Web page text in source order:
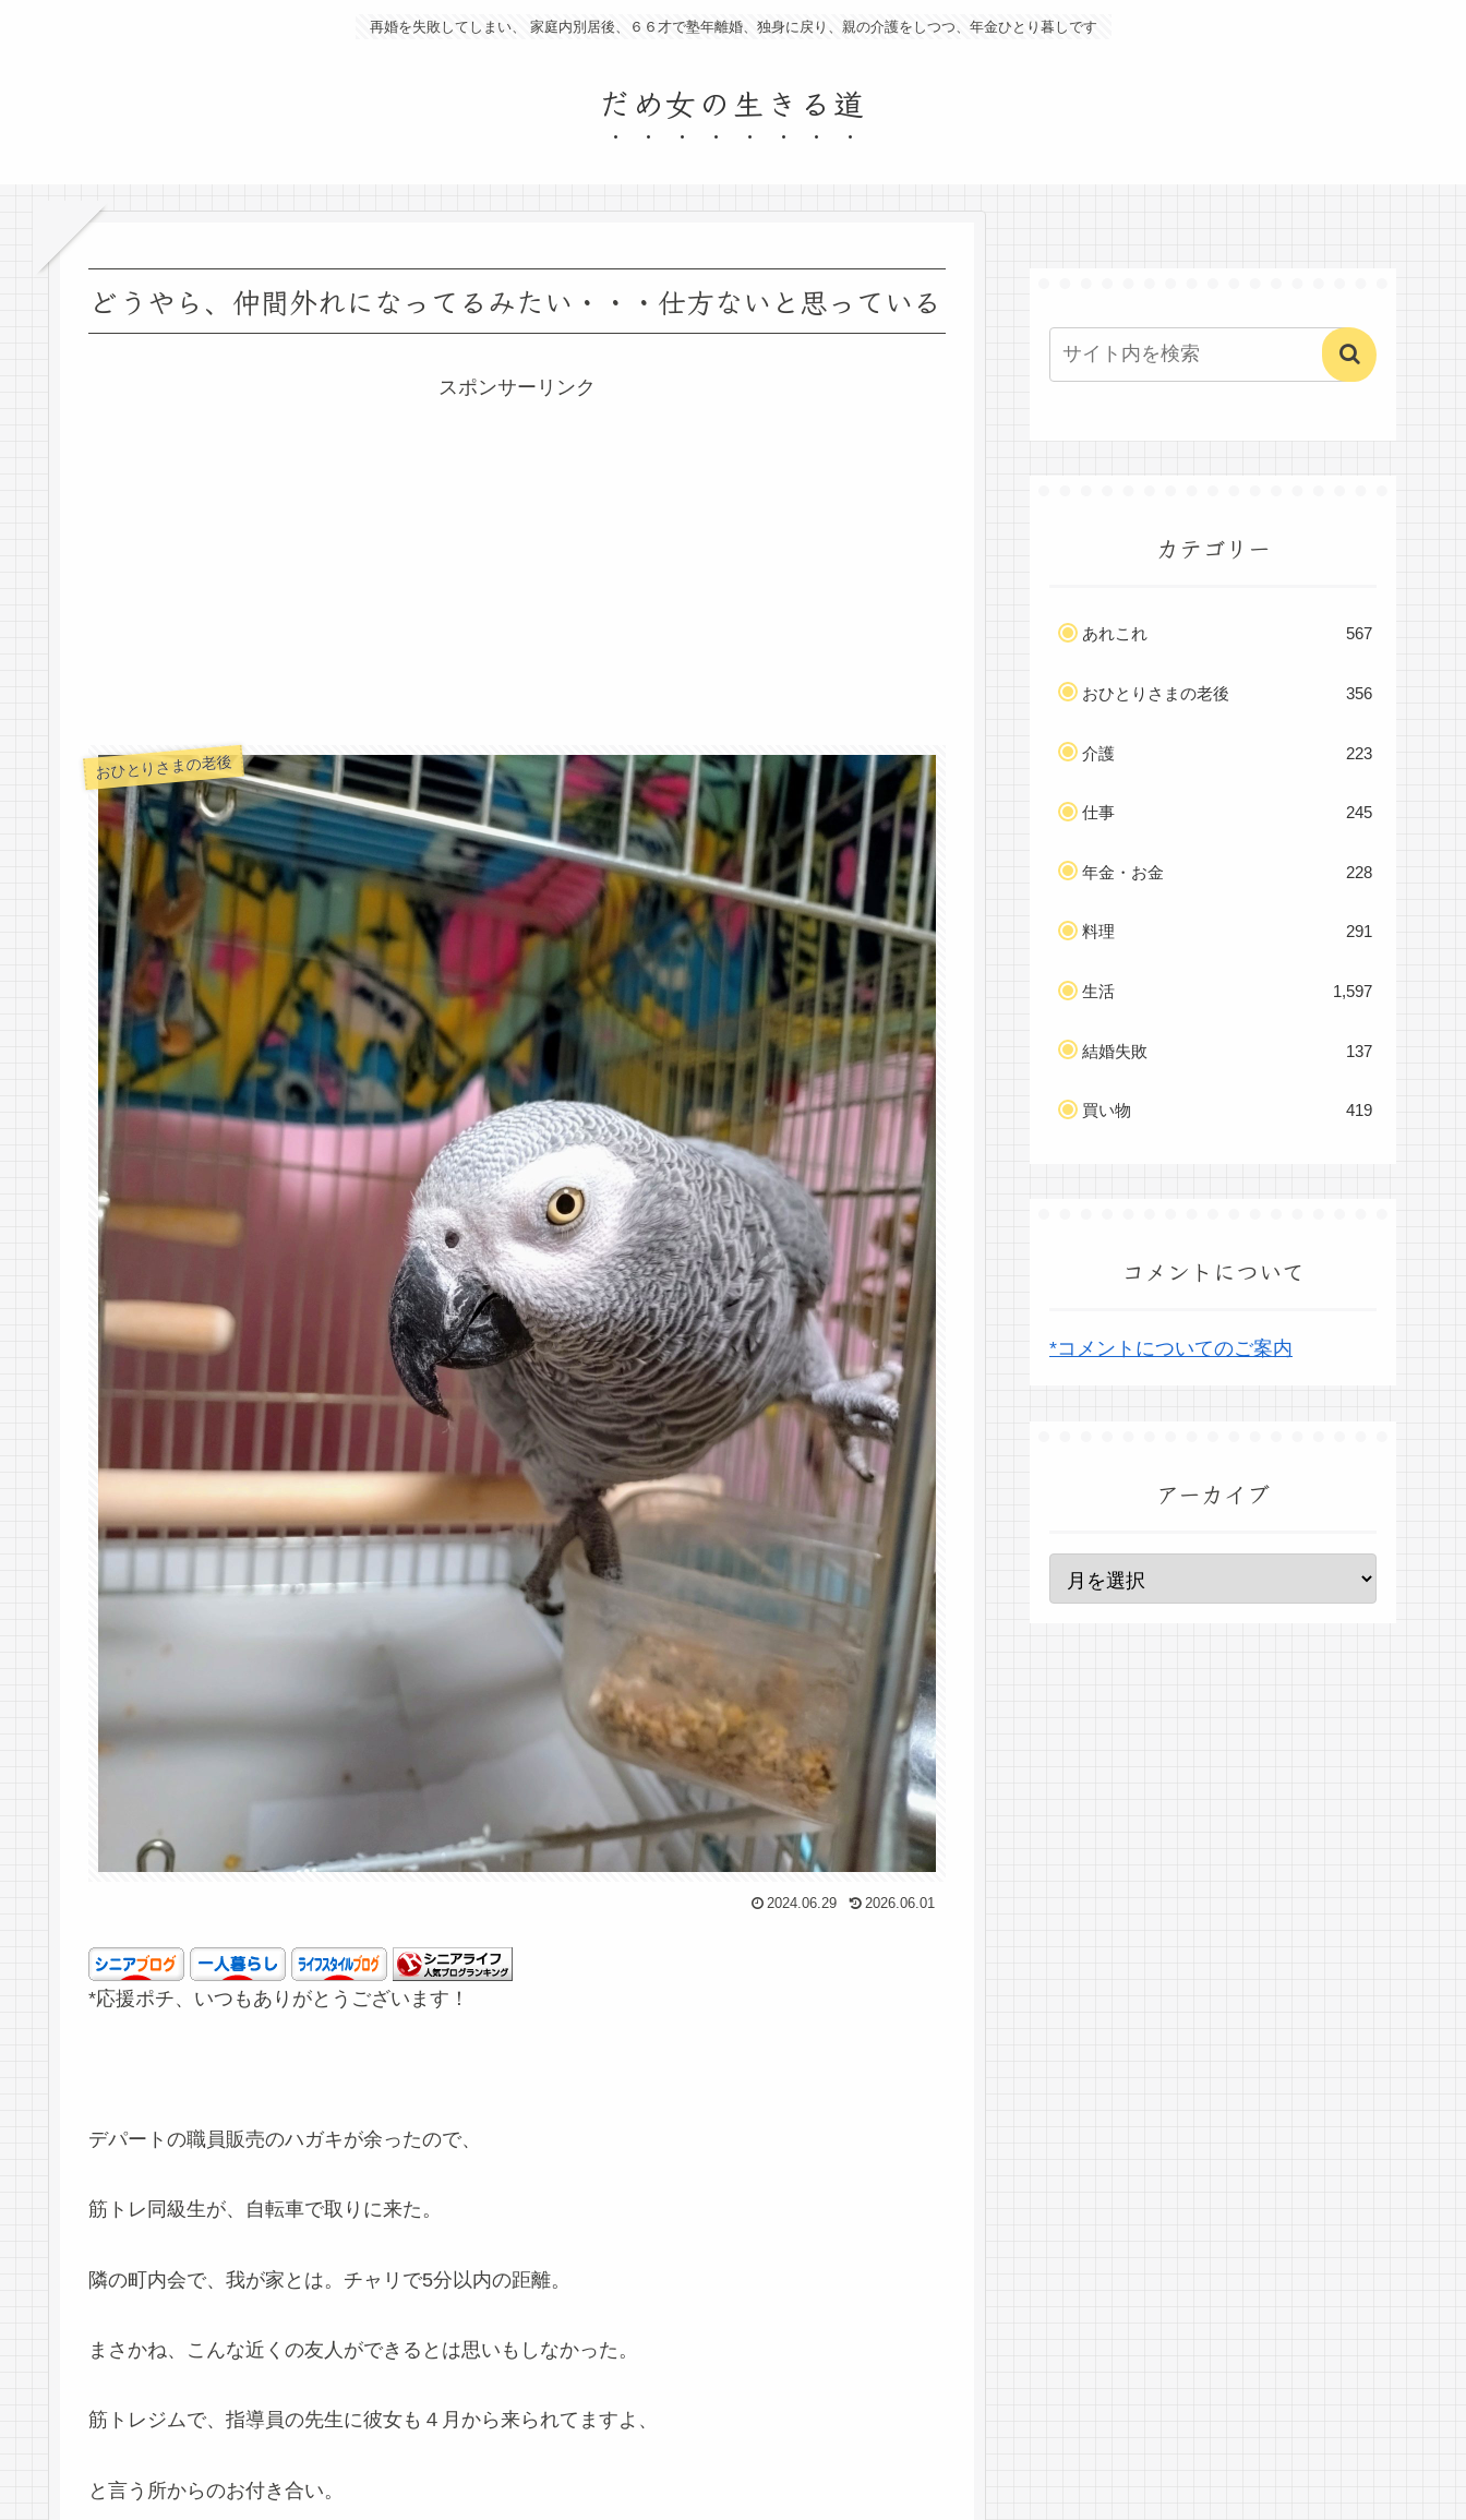
再婚を失敗してしまい、 家庭内別居後、６６才で塾年離婚、独身に戻り、親の介護をしつつ、年金ひとり暮しです
だめ女の生きる道
どうやら、仲間外れになってるみたい・・・仕方ないと思っている
スポンサーリンク
おひとりさまの老後
2024.06.29 2026.06.01
*応援ポチ、いつもありがとうございます！
デパートの職員販売のハガキが余ったので、
筋トレ同級生が、自転車で取りに来た。
隣の町内会で、我が家とは。チャリで5分以内の距離。
まさかね、こんな近くの友人ができるとは思いもしなかった。
筋トレジムで、指導員の先生に彼女も４月から来られてますよ、
と言う所からのお付き合い。
カテゴリー
あれこれ 567
おひとりさまの老後 356
介護 223
仕事 245
年金・お金 228
料理 291
生活 1,597
結婚失敗 137
買い物 419
コメントについて
*コメントについてのご案内
アーカイブ